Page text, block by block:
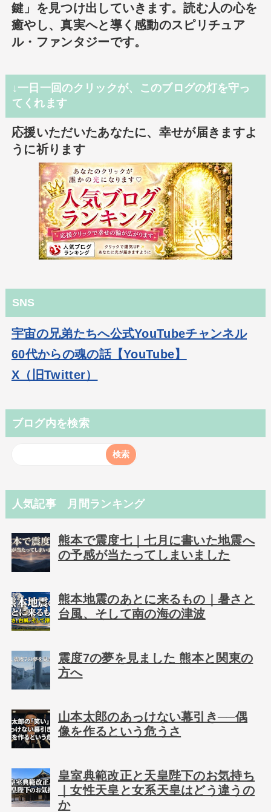
鍵」を見つけ出していきます。読む人の心を
癒やし、真実へと導く感動のスピリチュア
ル・ファンタジーです。
↓一日一回のクリックが、このブログの灯を守っ
てくれます
応援いただいたあなたに、幸せが届きますよ
うに祈ります
SNS
宇宙の兄弟たちへ公式YouTubeチャンネル
60代からの魂の話【YouTube】
X（旧Twitter）
ブログ内を検索
人気記事 月間ランキング
熊本で震度七｜七月に書いた地震へ
の予感が当たってしまいました
熊本地震のあとに来るもの｜暑さと
台風、そして南の海の津波
震度7の夢を見ました 熊本と関東の
方へ
山本太郎のあっけない幕引き──偶
像を作るという危うさ
皇室典範改正と天皇陛下のお気持ち
｜女性天皇と女系天皇はどう違うの
か